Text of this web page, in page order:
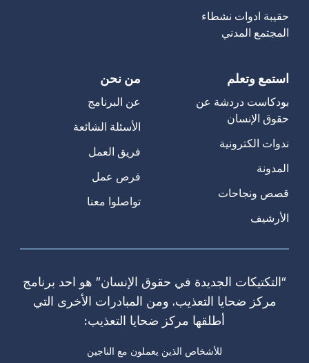
حقيبة ادوات نشطاء
المجتمع المدني
استمع وتعلم
بودكاست دردشة عن
حقوق الإنسان
ندوات الكترونية
المدونة
قصص ونجاحات
الأرشيف
من نحن
عن البرنامج
الأسئلة الشائعة
فريق العمل
فرص عمل
تواصلوا معنا
“التكتيكات الجديدة في حقوق الإنسان” هو احد برنامج
مركز ضحايا التعذيب. ومن المبادرات الأخرى التي
أطلقها مركز ضحايا التعذيب:
للأشخاص الذين يعملون مع الناجين